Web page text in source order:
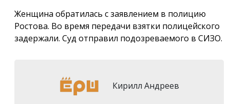
Женщина обратилась с заявлением в полицию
Ростова. Во время передачи взятки полицейского
задержали. Суд отправил подозреваемого в СИЗО.
Кирилл Андреев